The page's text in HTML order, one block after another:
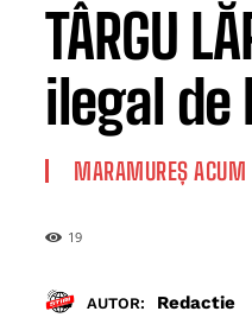
TÂRGU
ilegal de
MARAMUREȘ ACUM
19
AUTOR: Redactie